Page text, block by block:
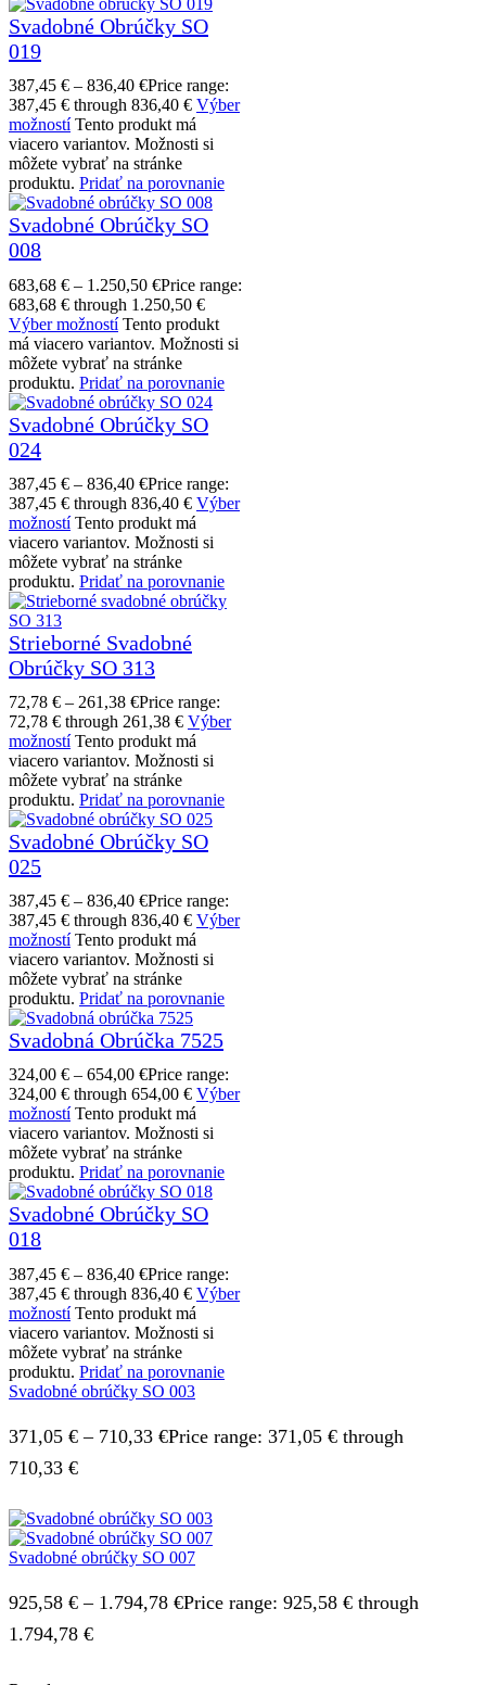
Svadobné Obrúčky SO
019
387,45 € – 836,40 €Price range:
387,45 € through 836,40 € Výber
možností Tento produkt má
viacero variantov. Možnosti si
môžete vybrať na stránke
produktu. Pridať na porovnanie
Svadobné Obrúčky SO
008
683,68 € – 1.250,50 €Price range:
683,68 € through 1.250,50 €
Výber možností Tento produkt
má viacero variantov. Možnosti si
môžete vybrať na stránke
produktu. Pridať na porovnanie
Svadobné Obrúčky SO
024
387,45 € – 836,40 €Price range:
387,45 € through 836,40 € Výber
možností Tento produkt má
viacero variantov. Možnosti si
môžete vybrať na stránke
produktu. Pridať na porovnanie
Strieborné Svadobné
Obrúčky SO 313
72,78 € – 261,38 €Price range:
72,78 € through 261,38 € Výber
možností Tento produkt má
viacero variantov. Možnosti si
môžete vybrať na stránke
produktu. Pridať na porovnanie
Svadobné Obrúčky SO
025
387,45 € – 836,40 €Price range:
387,45 € through 836,40 € Výber
možností Tento produkt má
viacero variantov. Možnosti si
môžete vybrať na stránke
produktu. Pridať na porovnanie
Svadobná Obrúčka 7525
324,00 € – 654,00 €Price range:
324,00 € through 654,00 € Výber
možností Tento produkt má
viacero variantov. Možnosti si
môžete vybrať na stránke
produktu. Pridať na porovnanie
Svadobné Obrúčky SO
018
387,45 € – 836,40 €Price range:
387,45 € through 836,40 € Výber
možností Tento produkt má
viacero variantov. Možnosti si
môžete vybrať na stránke
produktu. Pridať na porovnanie
Svadobné obrúčky SO 003
371,05 € – 710,33 €Price range: 371,05 € through
710,33 €
Svadobné obrúčky SO 007
925,58 € – 1.794,78 €Price range: 925,58 € through
1.794,78 €